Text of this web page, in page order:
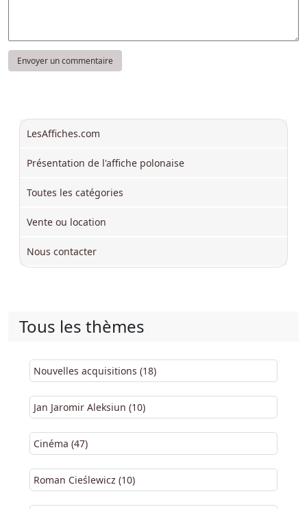
LesAffiches.com
Présentation de l'affiche polonaise
Toutes les catégories
Vente ou location
Nous contacter
Tous les thèmes
Nouvelles acquisitions (18)
Jan Jaromir Aleksiun (10)
Cinéma (47)
Roman Cieślewicz (10)